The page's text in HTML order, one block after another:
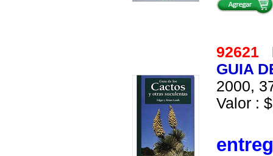
92621
GUIA
2000,
Valor :